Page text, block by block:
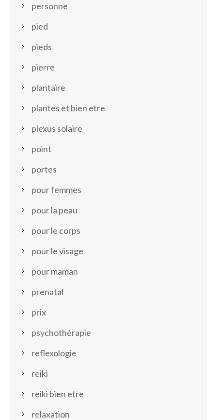
personne
pied
pieds
pierre
plantaire
plantes et bien etre
plexus solaire
point
portes
pour femmes
pour la peau
pour le corps
pour le visage
pour maman
prenatal
prix
psychothérapie
reflexologie
reiki
reiki bien etre
relaxation